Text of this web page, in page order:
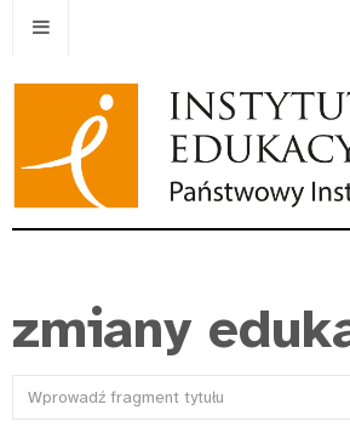
zmiany
Wprowadź